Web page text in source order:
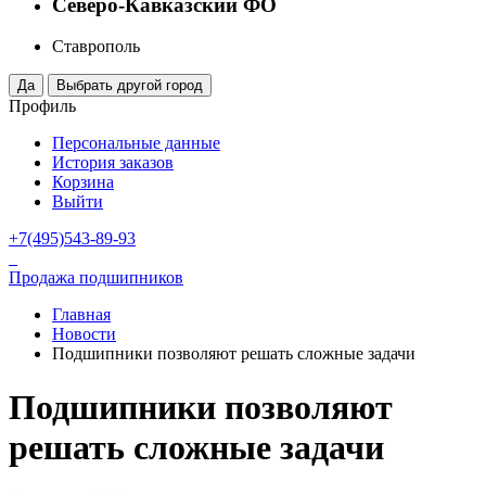
Ставрополь
Профиль
Персональные данные
История заказов
Корзина
Выйти
+7(495)543-89-93
Продажа подшипников
Главная
Новости
Подшипники позволяют решать сложные задачи
Подшипники позволяют
решать сложные задачи